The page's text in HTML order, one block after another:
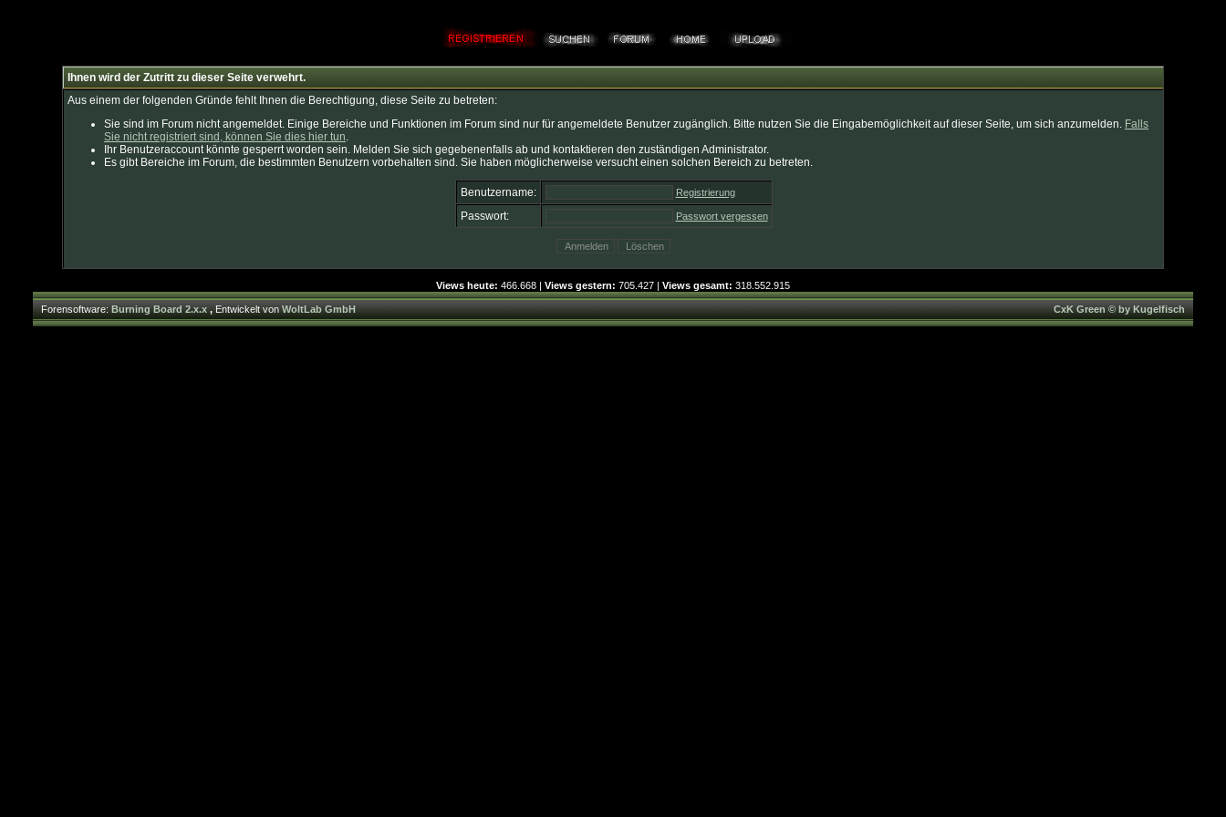
Ihnen wird der Zutritt zu dieser Seite verwehrt.
Aus einem der folgenden Gründe fehlt Ihnen die Berechtigung, diese Seite zu betreten:
Sie sind im Forum nicht angemeldet. Einige Bereiche und Funktionen im Forum sind nur für angemeldete Benutzer zugänglich. Bitte nutzen Sie die Eingabemöglichkeit auf dieser Seite, um sich anzumelden. Falls
Sie nicht registriert sind, können Sie dies hier tun.
Ihr Benutzeraccount könnte gesperrt worden sein. Melden Sie sich gegebenenfalls ab und kontaktieren den zuständigen Administrator.
Es gibt Bereiche im Forum, die bestimmten Benutzern vorbehalten sind. Sie haben möglicherweise versucht einen solchen Bereich zu betreten.
Benutzername: Registrierung
Passwort: Passwort vergessen
Views heute: 466.668 | Views gestern: 705.427 | Views gesamt: 318.552.915
Forensoftware:Burning Board 2.x.x,Entwickelt vonWoltLab GmbH CxK Green © by Kugelfisch